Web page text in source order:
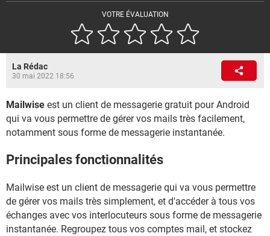
VOTRE ÉVALUATION
La Rédac
30 mai 2022 18:56
Mailwise est un client de messagerie gratuit pour Android
qui va vous permettre de gérer vos mails très facilement,
notamment sous forme de messagerie instantanée.
Principales fonctionnalités
Mailwise est un client de messagerie qui va vous permettre
de gérer vos mails très simplement, et d'accéder à tous vos
échanges avec vos interlocuteurs sous forme de messagerie
instantanée. Regroupez tous vos comptes mail, et stockez